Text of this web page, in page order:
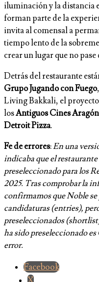
iluminación y la distancia
forman parte de la
invita al comensal a
tiempo lento de la
crear un lugar que no pase
Detrás del restaurante
Grupo Jugando con Fuego
Living Bakkali, el
losAntiguos Cines
Detroit Pizza.
Fe de errores:En una
indicaba que el
preseleccionado para los
2025. Tras comprobar la
confirmamos que Noble se
candidaturas (entries),
preseleccionados
ha sido preseleccionado
error.
Facebook